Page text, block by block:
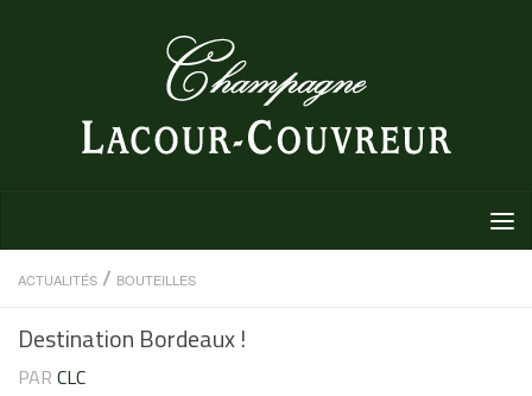
Au dessous du contenu
ACTUALITÉS / BOUTEILLES
Destination Bordeaux !
PAR CLC